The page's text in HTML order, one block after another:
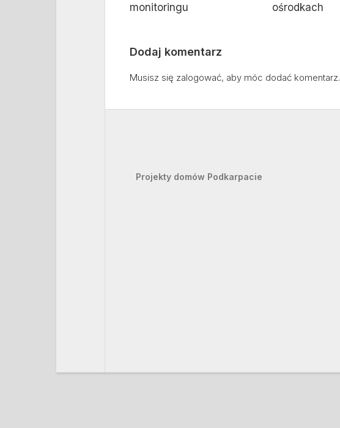
monitoringu
ośrodkach
Dodaj komentarz
Musisz się zalogować, aby móc dodać komentarz.
Projekty domów Podkarpacie